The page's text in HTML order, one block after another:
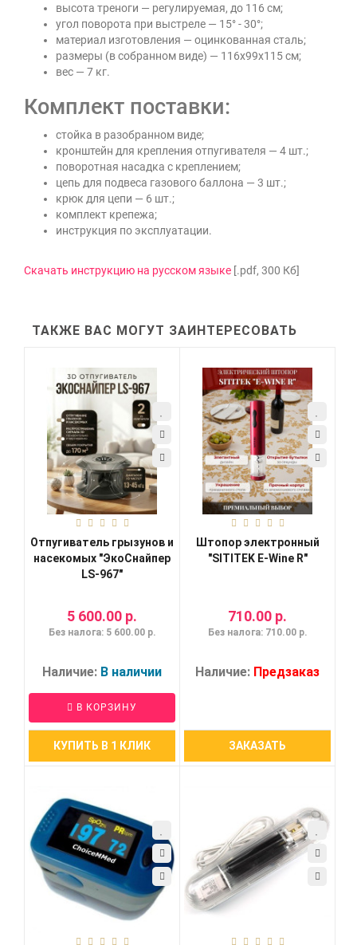
высота треноги — регулируемая, до 116 см;
угол поворота при выстреле — 15° - 30°;
материал изготовления — оцинкованная сталь;
размеры (в собранном виде) — 116х99х115 см;
вес — 7 кг.
Комплект поставки:
стойка в разобранном виде;
кронштейн для крепления отпугивателя — 4 шт.;
поворотная насадка с креплением;
цепь для подвеса газового баллона — 3 шт.;
крюк для цепи — 6 шт.;
комплект крепежа;
инструкция по эксплуатации.
Скачать инструкцию на русском языке [.pdf, 300 Кб]
ТАКЖЕ ВАС МОГУТ ЗАИНТЕРЕСОВАТЬ
Отпугиватель грызунов и
насекомых "ЭкоСнайпер
LS-967"
5 600.00 р.
Без налога: 5 600.00 р.
Наличие: В наличии
В КОРЗИНУ
КУПИТЬ В 1 КЛИК
Штопор электронный
"SITITEK E-Wine R"
710.00 р.
Без налога: 710.00 р.
Наличие: Предзаказ
ЗАКАЗАТЬ